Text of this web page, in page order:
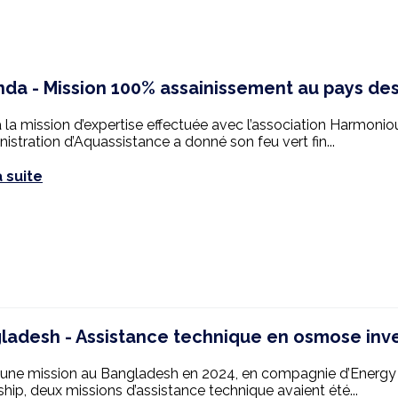
- Mission 100% assainissement au pays
la mission d’expertise effectuée avec l’association
d’Aquassistance a donné son feu vert fin...
suite
- Assistance technique en osmose
mission au Bangladesh en 2024, en compagnie
deux missions d’assistance technique avaient été...